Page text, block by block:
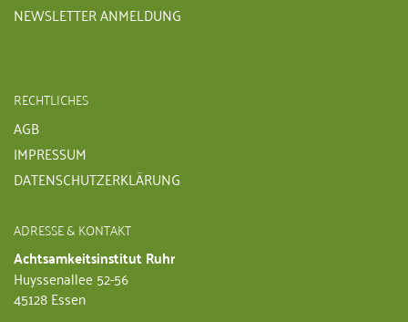
NEWSLETTER ANMELDUNG
RECHTLICHES
AGB
IMPRESSUM
DATENSCHUTZERKLÄRUNG
ADRESSE & KONTAKT
Achtsamkeitsinstitut Ruhr
Huyssenallee 52-56
45128 Essen